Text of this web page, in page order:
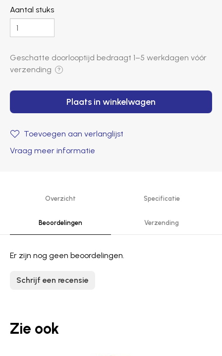
Aantal stuks
Geschatte doorlooptijd bedraagt ​​ 1–5 werkdagen vóór
verzending
?
Plaats in winkelwagen
Toevoegen aan verlanglijst
Vraag meer informatie
Overzicht Specificatie
Beoordelingen Verzending
Er zijn nog geen beoordelingen.
Schrijf een recensie
Zie ook